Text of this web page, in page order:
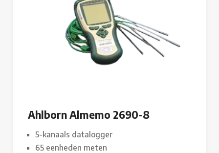
Ahlborn Almemo 2690-8
5-kanaals datalogger
65 eenheden meten